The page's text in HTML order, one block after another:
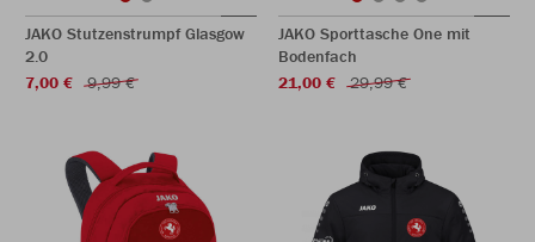
JAKO Stutzenstrumpf Glasgow
2.0
7,00 €
9,99 €
JAKO Sporttasche One mit
Bodenfach
21,00 €
29,99 €